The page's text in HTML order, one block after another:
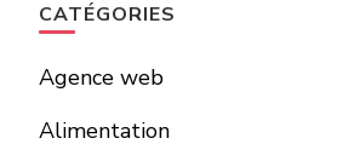
CATÉGORIES
Agence web
Alimentation